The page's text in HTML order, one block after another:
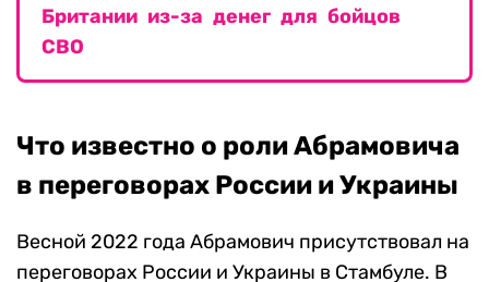
Британии из-за денег для бойцов
СВО
Что известно о роли Абрамовича
в переговорах России и Украины
Весной 2022 года Абрамович присутствовал на
переговорах России и Украины в Стамбуле. В